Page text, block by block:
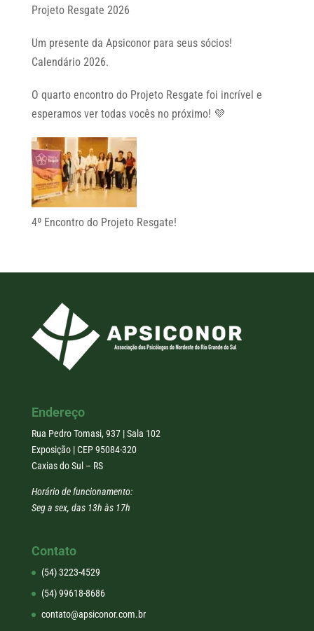
Projeto Resgate 2026
Um presente da Apsiconor para seus sócios!
Calendário 2026.
O quarto encontro do Projeto Resgate foi incrível e
esperamos ver todas vocês no próximo! 💜
4º Encontro do Projeto Resgate!
Endereço
Rua Pedro Tomasi, 937 | Sala 102
Exposição | CEP 95084-320
Caxias do Sul – RS
Horário de funcionamento:
Seg a sex, das 13h às 17h
Contato
(54) 3223-4529
(54) 99618-8686
contato@apsiconor.com.br